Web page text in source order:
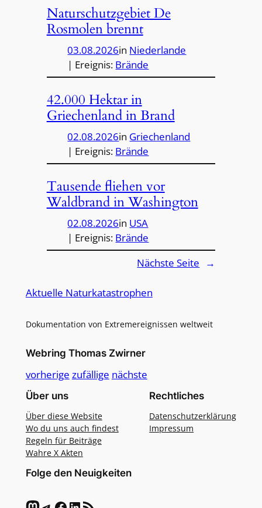
Naturschutzgebiet De
Rosmolen brennt
03.08.2026in Niederlande
| Ereignis: Brände
42.000 Hektar in
Griechenland in Brand
02.08.2026in Griechenland
| Ereignis: Brände
Tausende fliehen vor
Waldbrand in Washington
02.08.2026in USA
| Ereignis: Brände
Nächste Seite
→
Aktuelle Naturkatastrophen
Dokumentation von Extremereignissen weltweit
Webring Thomas Zwirner
vorherige zufällige nächste
Über uns
Über diese Website
Wo du uns auch findest
Regeln für Beiträge
Wahre X Akten
Rechtliches
Datenschutzerklärung
Impressum
Folge den Neuigkeiten